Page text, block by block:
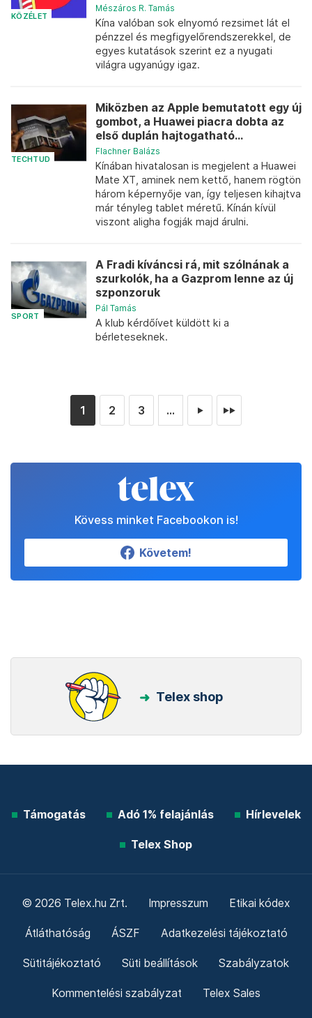
KÖZÉLET
Mészáros R. Tamás
Kína valóban sok elnyomó rezsimet lát el
pénzzel és megfigyelőrendszerekkel, de
egyes kutatások szerint ez a nyugati
világra ugyanúgy igaz.
TECHTUD
Miközben az Apple bemutatott egy új
gombot, a Huawei piacra dobta az
első duplán hajtogatható...
Flachner Balázs
Kínában hivatalosan is megjelent a Huawei
Mate XT, aminek nem kettő, hanem rögtön
három képernyője van, így teljesen kihajtva
már tényleg tablet méretű. Kínán kívül
viszont aligha fogják majd árulni.
SPORT
A Fradi kíváncsi rá, mit szólnának a
szurkolók, ha a Gazprom lenne az új
szponzoruk
Pál Tamás
A klub kérdőívet küldött ki a
bérleteseknek.
1 2 3 ... ► ►►
Kövess minket Facebookon is!
Követem!
Telex shop
Támogatás Adó 1% felajánlás Hírlevelek
Telex Shop
© 2026 Telex.hu Zrt. Impresszum Etikai kódex
Átláthatóság ÁSZF Adatkezelési tájékoztató
Sütitájékoztató Süti beállítások Szabályzatok
Kommentelési szabályzat Telex Sales